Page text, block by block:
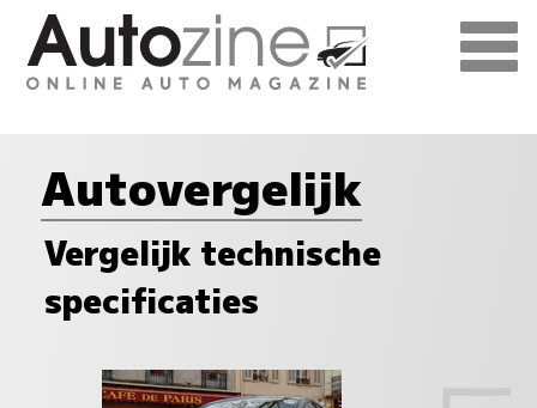
Autovergelijk
Vergelijk technische
specificaties